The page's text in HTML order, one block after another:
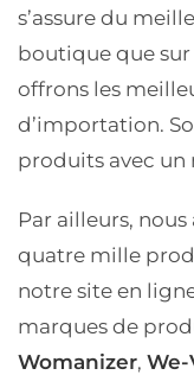
s’assure du
boutique que sur
offrons les
d’importation.
produits avec un
Par ailleurs,
quatre mille
notre site en
marques de
Womanizer, We-